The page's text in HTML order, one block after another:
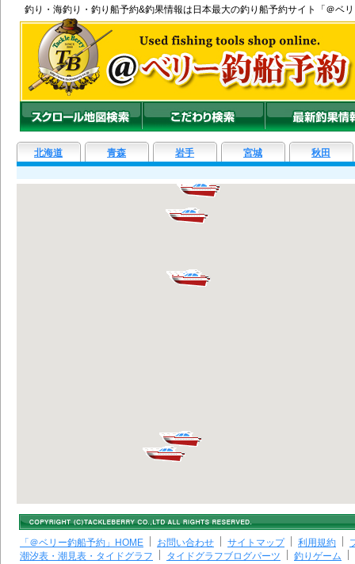
釣り ・ 海釣り ・ 釣り船予約&釣果情報は日本最大の釣り船予約サイト「＠ベ
北海道 青森 岩手 宮城 秋田
「＠ベリー釣船予約」HOME お問い合わせ サイトマップ 利用規約
潮汐表・潮見表・タイドグラフ
タイドグラフブログパーツ 釣りゲーム